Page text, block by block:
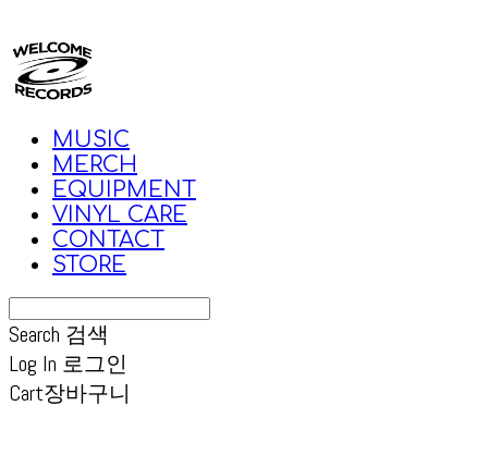
MUSIC
MERCH
EQUIPMENT
VINYL CARE
CONTACT
STORE
Search 검색
Log In 로그인
Cart장바구니